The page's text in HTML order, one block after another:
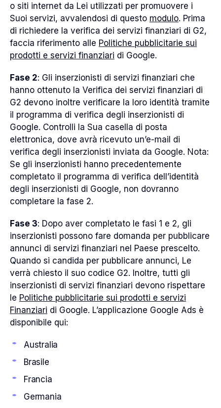
Spanish
Tamil
o siti internet da Lei utilizzati per promuovere i
Suoi servizi, avvalendosi di questo modulo. Prima
di richiedere la verifica dei servizi finanziari di G2,
faccia riferimento alle Politiche pubblicitarie sui
prodotti e servizi finanziari di Google.
Fase 2: Gli inserzionisti di servizi finanziari che
hanno ottenuto la Verifica dei servizi finanziari di
G2 devono inoltre verificare la loro identità tramite
il programma di verifica degli inserzionisti di
Google. Controlli la Sua casella di posta
elettronica, dove avrà ricevuto un’e-mail di
verifica degli inserzionisti inviata da Google. Nota:
Se gli inserzionisti hanno precedentemente
completato il programma di verifica dell’identità
degli inserzionisti di Google, non dovranno
completare la fase 2.
Fase 3: Dopo aver completato le fasi 1 e 2, gli
inserzionisti possono fare domanda per pubblicare
annunci di servizi finanziari nel Paese prescelto.
Quando si candida per pubblicare annunci, Le
verrà chiesto il suo codice G2. Inoltre, tutti gli
inserzionisti di servizi finanziari devono rispettare
le Politiche pubblicitarie sui prodotti e servizi
Finanziari di Google. L’applicazione Google Ads è
disponibile qui:
Australia
Brasile
Francia
Germania